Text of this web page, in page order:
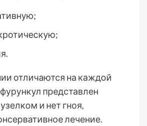
отличаются на каждой
представлен
и нет гноя,
лечение.